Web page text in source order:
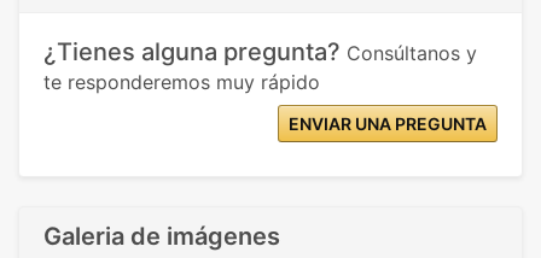
¿Tienes alguna pregunta? Consúltanos y
te responderemos muy rápido
ENVIAR UNA PREGUNTA
Galeria de imágenes